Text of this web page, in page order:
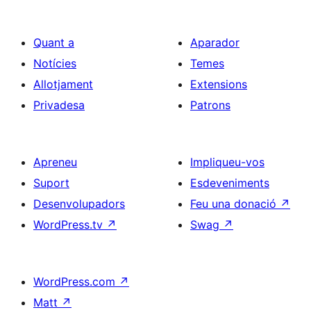
Quant a
Notícies
Allotjament
Privadesa
Aparador
Temes
Extensions
Patrons
Apreneu
Suport
Desenvolupadors
WordPress.tv ↗
Impliqueu-vos
Esdeveniments
Feu una donació ↗
Swag ↗
WordPress.com ↗
Matt ↗